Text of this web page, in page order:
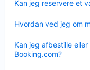
Kan jeg reservere et
Hvordan ved jeg om
Kan jeg afbestille
Booking.com?